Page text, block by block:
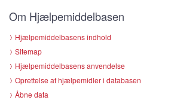
Om Hjælpemiddelbasen
Hjælpemiddelbasens indhold
Sitemap
Hjælpemiddelbasens anvendelse
Oprettelse af hjælpemidler i databasen
Åbne data